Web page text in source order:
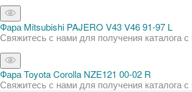
Фара Mitsubishi PAJERO V43 V46 91-97 L
Свяжитесь с нами для получения каталога
Фара Toyota Corolla NZE121 00-02 R
Свяжитесь с нами для получения каталога